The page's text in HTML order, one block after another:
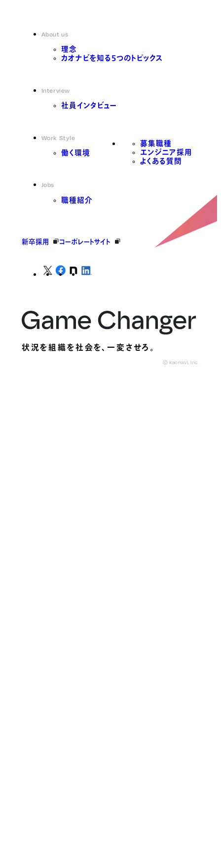
About us
理念
カオナビを知る5つのトピックス
Interview
社員インタビュー
Work Style
働く環境
Jobs
職種紹介
募集職種
エンジニア採用
よくある質問
新卒採用 コーポレートサイト
状況を組織を社会を、一変させろ。
© kaonavi, Inc